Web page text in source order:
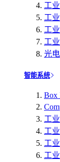
工
工
工
工
光
智能系统
Box
工
工
工
工